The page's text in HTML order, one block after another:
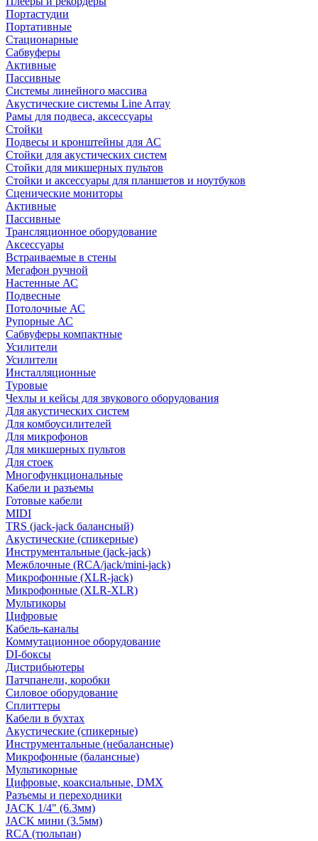
Портастудии
Портативные
Стационарные
Сабвуферы
Активные
Пассивные
Системы линейного массива
Акустические системы Line Array
Рамы для подвеса, аксессуары
Стойки
Подвесы и кронштейны для АС
Стойки для акустических систем
Стойки для микшерных пультов
Стойки и аксессуары для планшетов и ноутбуков
Сценические мониторы
Активные
Пассивные
Трансляционное оборудование
Аксессуары
Встраиваемые в стены
Мегафон ручной
Настенные АС
Подвесные
Потолочные АС
Рупорные АС
Сабвуферы компактные
Усилители
Усилители
Инсталляционные
Туровые
Чехлы и кейсы для звукового оборудования
Для акустических систем
Для комбоусилителей
Для микрофонов
Для микшерных пультов
Для стоек
Многофункциональные
Кабели и разъемы
Готовые кабели
MIDI
TRS (jack-jack балансный)
Акустические (спикерные)
Инструментальные (jack-jack)
Межблочные (RCA/jack/mini-jack)
Микрофонные (XLR-jack)
Микрофонные (XLR-XLR)
Мультикоры
Цифровые
Кабель-каналы
Коммутационное оборудование
DI-боксы
Дистрибьютеры
Патчпанели, коробки
Силовое оборудование
Сплиттеры
Кабели в бухтах
Акустические (спикерные)
Инструментальные (небалансные)
Микрофонные (балансные)
Мультикорные
Цифровые, коаксиальные, DMX
Разъемы и переходники
JACK 1/4" (6.3мм)
JACK мини (3.5мм)
RCA (тюльпан)